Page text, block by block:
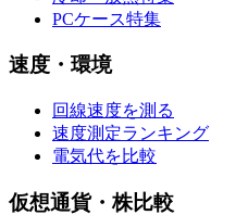
PCケース特集
速度・環境
回線速度を測る
速度測定ランキング
電気代を比較
仮想通貨・株比較